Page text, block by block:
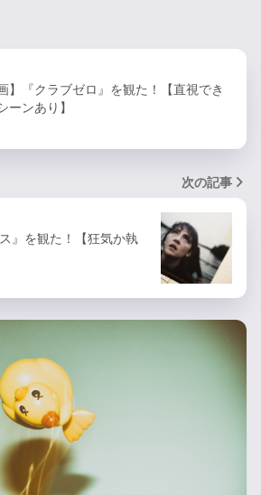
画】『クラブゼロ』を観た！【直視でき
ーンあり】
次の記事
』を観た！【狂気か執